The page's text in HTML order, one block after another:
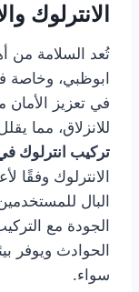
الانترلوك
تُعد السلامة من
ابوظبي، وخاصة
في تعزيز
للانزلاق، مما
تركيب انترلوك
الانترلوك وفقًا
البال
الجودة مع
الحوادث ويوفر
سواء.